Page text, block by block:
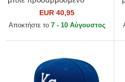
59FIFTY AC Perf από Atlanta
Braves MLB από New Era
EUR 40,95
Αποκτήστε το 7 - 10 Αύγουστος